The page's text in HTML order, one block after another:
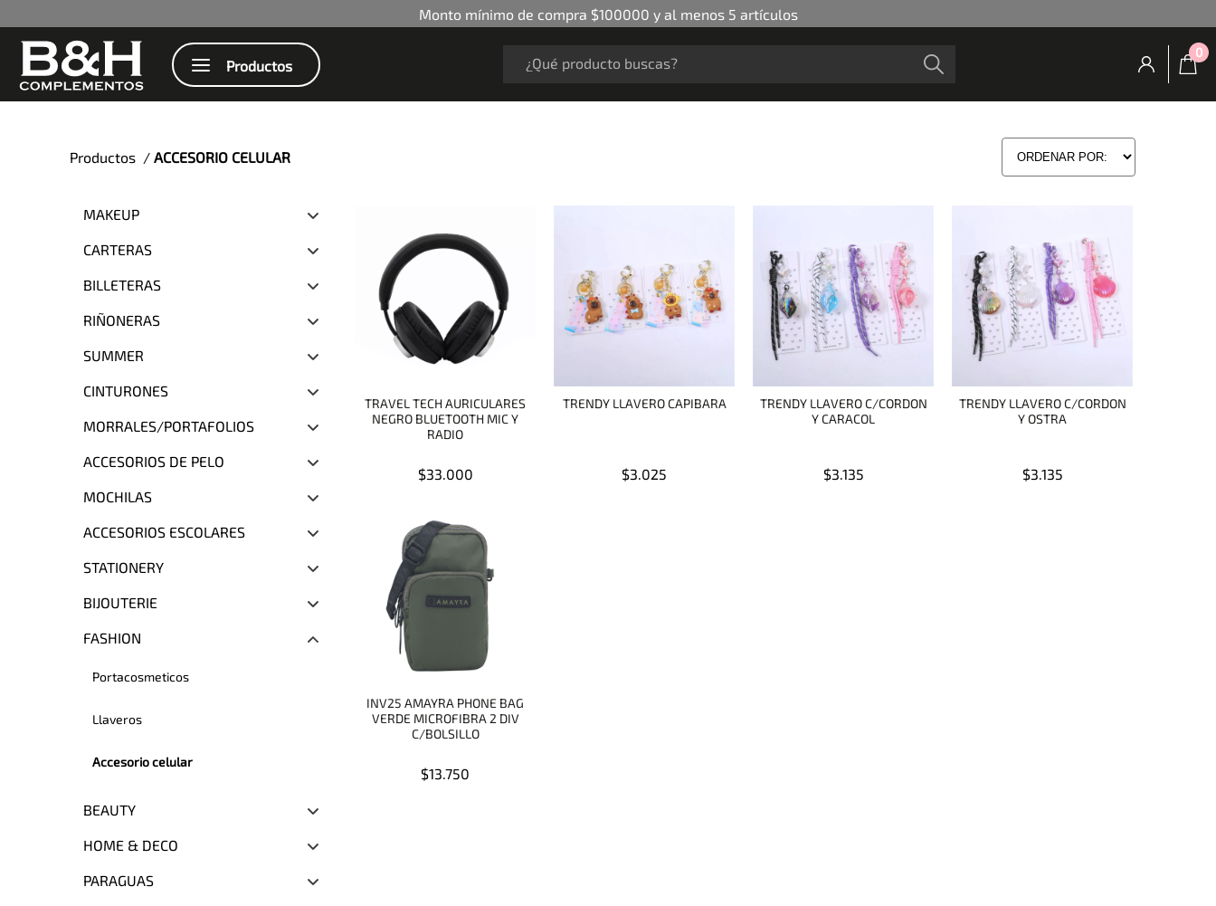
Monto mínimo de compra $100000 y al menos 5 artículos
Productos
0
Productos / ACCESORIO CELULAR
MAKEUP
CARTERAS
BILLETERAS
RIÑONERAS
SUMMER
CINTURONES
MORRALES/PORTAFOLIOS
ACCESORIOS DE PELO
MOCHILAS
ACCESORIOS ESCOLARES
STATIONERY
BIJOUTERIE
FASHION
Portacosmeticos
Llaveros
Accesorio celular
BEAUTY
HOME & DECO
PARAGUAS
TRAVEL TECH AURICULARES
NEGRO BLUETOOTH MIC Y
RADIO
$33.000
TRENDY LLAVERO CAPIBARA
$3.025
TRENDY LLAVERO C/CORDON
Y CARACOL
$3.135
TRENDY LLAVERO C/CORDON
Y OSTRA
$3.135
INV25 AMAYRA PHONE BAG
VERDE MICROFIBRA 2 DIV
C/BOLSILLO
$13.750